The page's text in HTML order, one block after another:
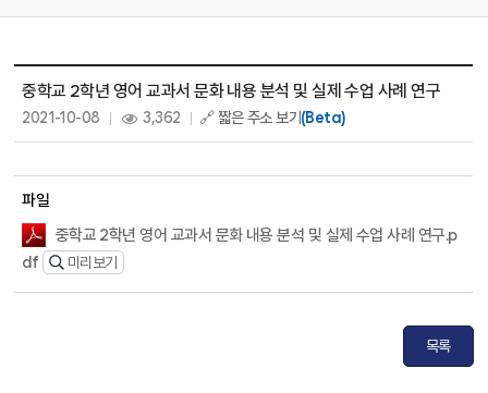
중학교 2학년 영어 교과서 문화 내용 분석 및 실제 수업 사례 연구
2021-10-08 3,362 🔗 짧은 주소 보기(Beta)
파일
중학교 2학년 영어 교과서 문화 내용 분석 및 실제 수업 사례 연구.p
df
미리보기
목록